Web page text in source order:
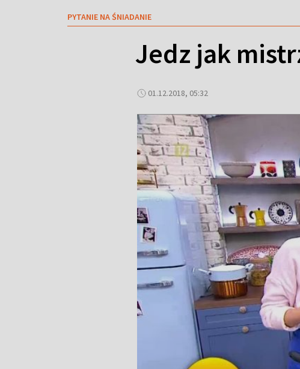
PYTANIE NA ŚNIADANIE
Jedz jak
01.12.2018, 05:32